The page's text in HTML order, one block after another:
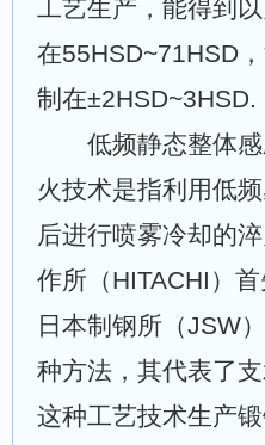
工艺生产，能得到
在55HSD~71HSD
制在±2HSD~3HSD.
低频静态整体感
火技术是指利用低
后进行喷雾冷却的
作所（HITACHI）
日本制钢所（JSW
种方法，其代表了
这种工艺技术生产